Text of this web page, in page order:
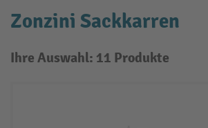
Zonzini Sackkarren
Ihre Auswahl: 11 Produkte